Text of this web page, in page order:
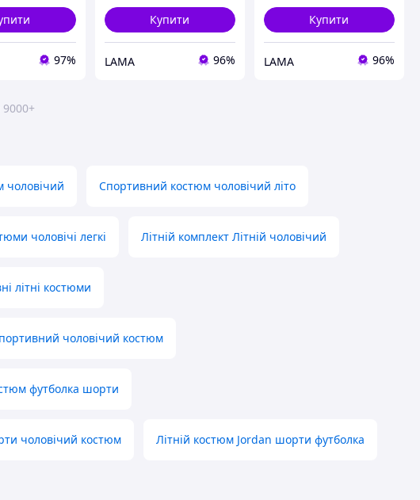
97%
Купити
LAMA 96%
Купити
LAMA 96%
чоловічий Спортивний костюм чоловічий літо
чоловічі легкі Літній комплект Літній чоловічий
літні костюми
чоловічий костюм
футболка шорти
чоловічий костюм Літній костюм Jordan шорти футболка